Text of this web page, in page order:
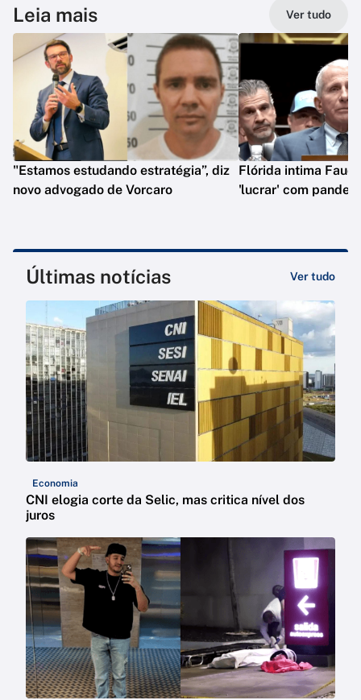
Leia mais Ver tudo
"Estamos estudando estratégia”, diz
novo advogado de Vorcaro
Flórida intima
'lucrar' com
Últimas notícias Ver tudo
Economia
CNI elogia corte da Selic, mas critica nível dos
juros